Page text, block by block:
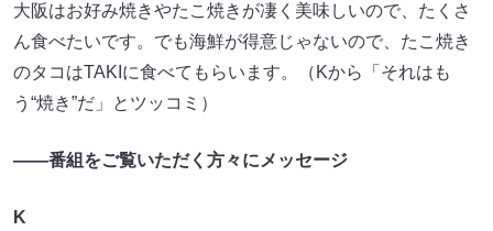
大阪はお好み焼きやたこ焼きが凄く美味しいので、たくさ
ん食べたいです。でも海鮮が得意じゃないので、たこ焼き
のタコはTAKIに食べてもらいます。（Kから「それはも
う“焼き”だ」とツッコミ）
――番組をご覧いただく方々にメッセージ
K